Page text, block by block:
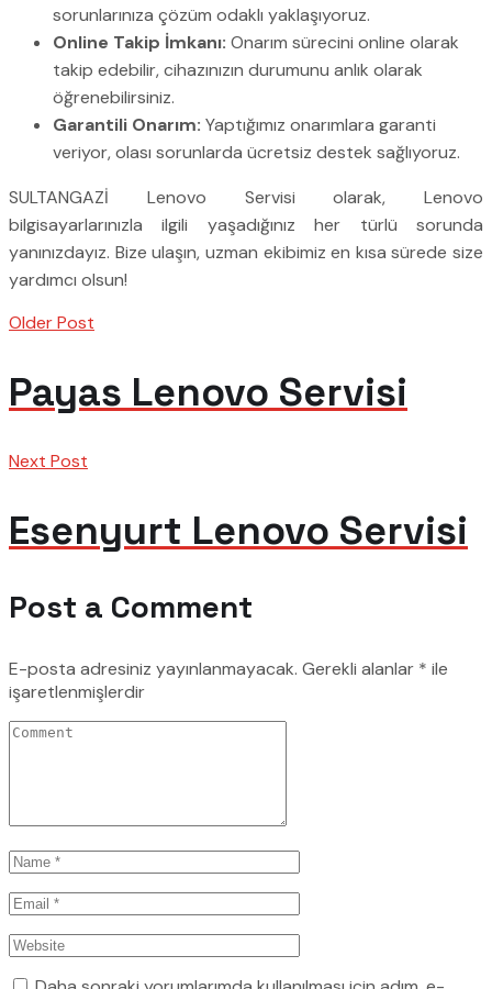
sorunlarınıza çözüm odaklı yaklaşıyoruz.
Online Takip İmkanı: Onarım sürecini online olarak
takip edebilir, cihazınızın durumunu anlık olarak
öğrenebilirsiniz.
Garantili Onarım: Yaptığımız onarımlara garanti
veriyor, olası sorunlarda ücretsiz destek sağlıyoruz.
SULTANGAZİ Lenovo Servisi olarak, Lenovo
bilgisayarlarınızla ilgili yaşadığınız her türlü sorunda
yanınızdayız. Bize ulaşın, uzman ekibimiz en kısa sürede size
yardımcı olsun!
Older Post
Payas Lenovo Servisi
Next Post
Esenyurt Lenovo Servisi
Post a Comment
E-posta adresiniz yayınlanmayacak. Gerekli alanlar * ile
işaretlenmişlerdir